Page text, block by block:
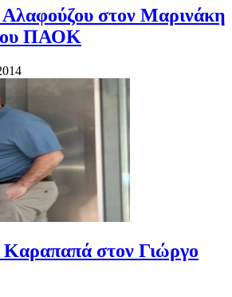
Αλαφούζου στον Μαρινάκη
ΠΑΟΚ
στον Γιώργο